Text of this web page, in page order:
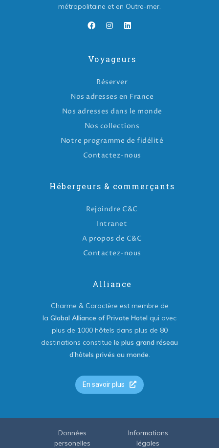
métropolitaine et en Outre-mer.
Voyageurs
Réserver
Nos adresses en France
Nos adresses dans le monde
Nos collections
Notre programme de fidélité
Contactez-nous
Hébergeurs & commerçants
Rejoindre C&C
Intranet
A propos de C&C
Contactez-nous
Alliance
Charme & Caractère est membre de
la Global Alliance of Private Hotel qui avec
plus de 1000 hôtels dans plus de 80
destinations constitue le plus grand réseau
d’hôtels privés au monde.
En savoir plus
Données
personelles
Informations
légales